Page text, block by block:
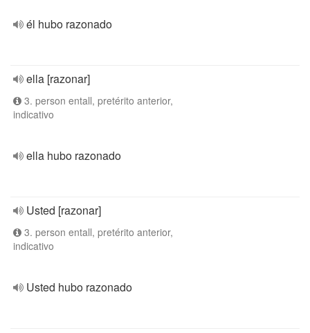
él hubo razonado
ella [razonar]
3. person entall, pretérito anterior,
indicativo
ella hubo razonado
Usted [razonar]
3. person entall, pretérito anterior,
indicativo
Usted hubo razonado